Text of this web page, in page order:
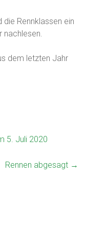
die Rennklassen ein
nachlesen.
dem letzten Jahr
5. Juli 2020
Rennen abgesagt →